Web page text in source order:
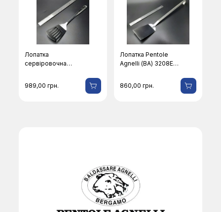
Лопатка
сервіровочна
989,00грн.
Лопатка Pentole
Agnelli (ВА) 3208EL-
860,00грн.